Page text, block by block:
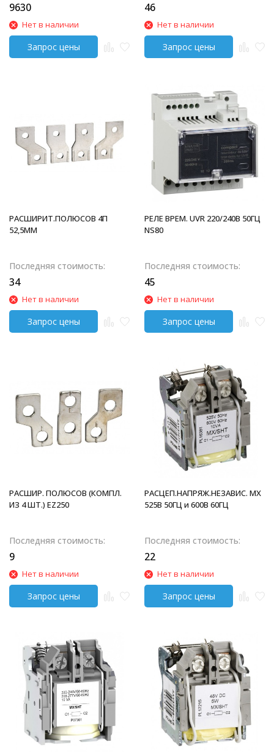
9630
Нет в наличии
46
Нет в наличии
РАСШИРИТ.ПОЛЮСОВ 4П
52,5ММ
Последняя стоимость:
34
Нет в наличии
РЕЛЕ ВРЕМ. UVR 220/240В 50ГЦ
NS80
Последняя стоимость:
45
Нет в наличии
РАСШИР. ПОЛЮСОВ (КОМПЛ.
ИЗ 4 ШТ.) EZ250
Последняя стоимость:
9
Нет в наличии
РАСЦЕП.НАПРЯЖ.НЕЗАВИС. MX
525В 50ГЦ и 600В 60ГЦ
Последняя стоимость:
22
Нет в наличии